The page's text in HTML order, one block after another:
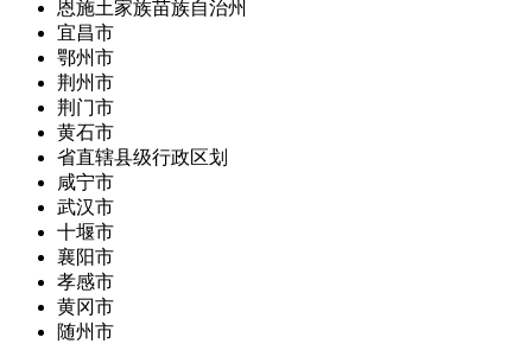
恩施土家族苗族自治州
宜昌市
鄂州市
荆州市
荆门市
黄石市
省直辖县级行政区划
咸宁市
武汉市
十堰市
襄阳市
孝感市
黄冈市
随州市